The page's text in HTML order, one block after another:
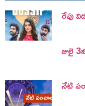
రేపు
జులై
నేటి